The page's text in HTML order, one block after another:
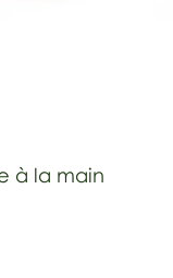
à la main